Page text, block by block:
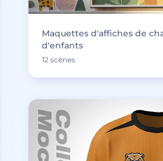
Maquettes d'affiches de
d'enfants
12 scènes